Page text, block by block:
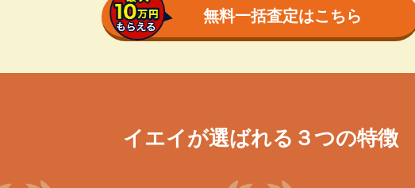
無料一括査定はこちら
イエイが選ばれる３つの特徴